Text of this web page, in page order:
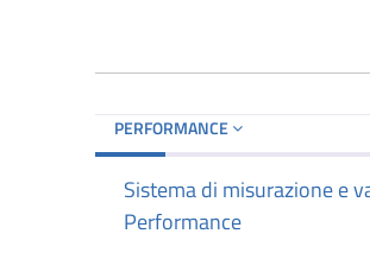
PERFORMANCE
Sistema di misurazione e
Performance